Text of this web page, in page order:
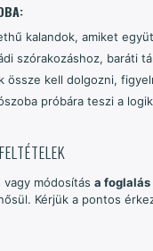
kalandok, amiket
szórakozáshoz, baráti
össze kell dolgozni,
próbára teszi a
módosítás a
Kérjük a pontos